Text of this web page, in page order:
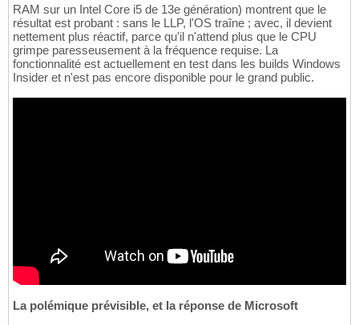
RAM sur un Intel Core i5 de 13e génération) montrent que le
résultat est probant : sans le LLP, l'OS traîne ; avec, il devient
nettement plus réactif, parce qu'il n'attend plus que le CPU
grimpe paresseusement à la fréquence requise. La
fonctionnalité est actuellement en test dans les builds Windows
Insider et n'est pas encore disponible pour le grand public.
La polémique prévisible, et la réponse de Microsoft